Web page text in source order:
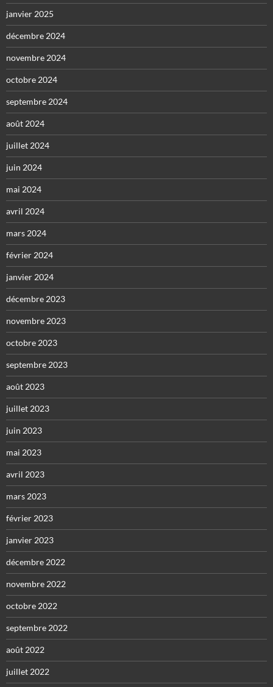
janvier 2025
décembre 2024
novembre 2024
octobre 2024
septembre 2024
août 2024
juillet 2024
juin 2024
mai 2024
avril 2024
mars 2024
février 2024
janvier 2024
décembre 2023
novembre 2023
octobre 2023
septembre 2023
août 2023
juillet 2023
juin 2023
mai 2023
avril 2023
mars 2023
février 2023
janvier 2023
décembre 2022
novembre 2022
octobre 2022
septembre 2022
août 2022
juillet 2022